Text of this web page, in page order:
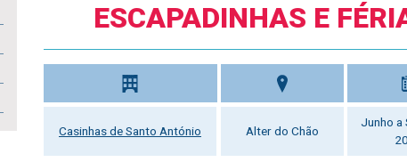
ESCAPADINHAS E
Casinhas de Santo António Alter do Chão
Junho a